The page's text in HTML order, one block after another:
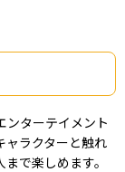
ンターテイメント
ャラクターと触れ
で楽しめます。